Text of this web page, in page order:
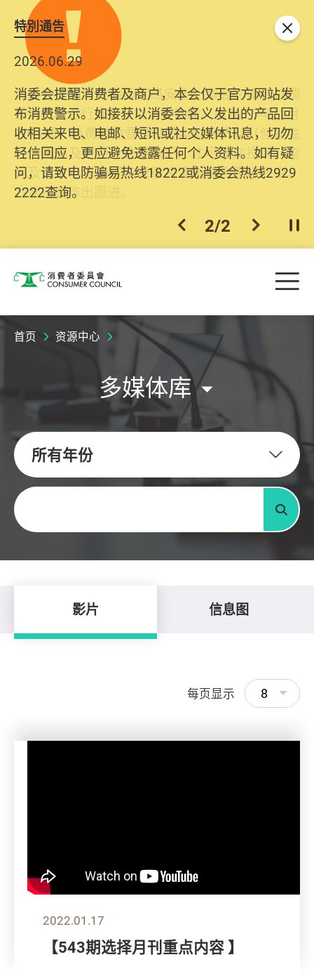
特別通告
2026.06.29
消委会提醒消费者及商户，本会仅于官方网站发
布消费警示。如接获以消委会名义发出的产品回
收相关来电、电邮、短讯或社交媒体讯息，切勿
轻信回应，更应避免透露任何个人资料。如有疑
问，请致电防骗易热线18222或消委会热线2929
2222查询。
2025.10.31
为提升使用者体验及网络安全，本会的投诉处理
系统已经进行升级及推出新功能。由2025年11月
10日起，消费者需要提供基本联络资料（包括姓
名、电邮及电话）注册帐户，才可提交投诉、查
询及建议。所有提交纪录将清晰整合于帐户中，
方便日后作出跟进。
上一个
2/2 下一个开
关闭
消费者委员会 目
首页 资源中心
多媒体库
所有年份
关键字
搜寻
影片 信息图
每页显示 8
2022.01.17
【543期选择月刊重点内容 】